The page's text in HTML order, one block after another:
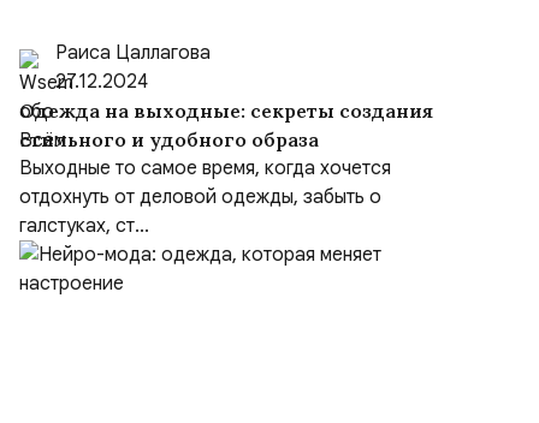
Раиса Цаллагова
27.12.2024
Одежда на выходные: секреты создания
стильного и удобного образа
Выходные то самое время, когда хочется
отдохнуть от деловой одежды, забыть о
галстуках, ст...